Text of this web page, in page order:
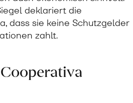
deklariert die
dass sie keine Schutzgelder
zahlt.